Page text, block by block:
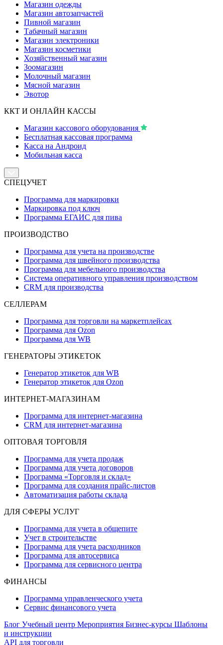
Магазин одежды
Магазин автозапчастей
Пивной магазин
Табачный магазин
Магазин электроники
Магазин косметики
Хозяйственный магазин
Зоомагазин
Молочный магазин
Мясной магазин
Эвотор
ККТ И ОНЛАЙН КАССЫ
Магазин кассового оборудования
Бесплатная кассовая программа
Касса на Андроид
Мобильная касса
СПЕЦУЧЕТ
Программа для маркировки
Маркировка под ключ
Программа ЕГАИС для пива
ПРОИЗВОДСТВО
Программа для учета на производстве
Программа для швейного производства
Программа для мебельного производства
Система оперативного управления производством
CRM для производства
СЕЛЛЕРАМ
Программа для торговли на маркетплейсах
Программа для Ozon
Программа для WB
ГЕНЕРАТОРЫ ЭТИКЕТОК
Генератор этикеток для WB
Генератор этикеток для Ozon
ИНТЕРНЕТ-МАГАЗИНАМ
Программа для интернет-магазина
CRM для интернет-магазина
ОПТОВАЯ ТОРГОВЛЯ
Программа для учета продаж
Программа для учета договоров
Программа «Торговля и склад»
Программа для создания прайс‑листов
Автоматизация работы склада
ДЛЯ СФЕРЫ УСЛУГ
Программа для учета в общепите
Учет в строительстве
Программа для учета расходников
Программа для автосервиса
Программа для сервисного центра
ФИНАНСЫ
Программа управленческого учета
Сервис финансового учета
Блог Учебный центр Мероприятия Бизнес-курсы Шаблоны
и инструкции
API для торговли